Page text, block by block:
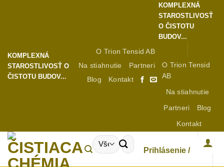
KOMPLEXNÁ
STAROSTLIVOSŤ O
ČISTOTU BUDOV...
O Trion Tensid AB
Na stiahnutie
Partneri
Blog
Kontakt
KOMPLEXNÁ
STAROSTLIVOSŤ
O ČISTOTU
BUDOV...
O Trion Tensid
AB
Na stiahnutie
Partneri
Blog
Kontakt
Hľadať:
Prihlásenie /